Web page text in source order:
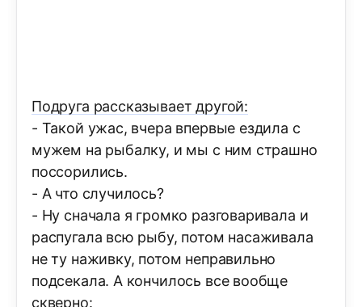
Подруга рассказывает другой:
- Такой ужас, вчера впервые ездила с
мужем на рыбалку, и мы с ним страшно
поссорились.
- А что случилось?
- Ну сначала я громко разговаривала и
распугала всю рыбу, потом насаживала
не ту наживку, потом неправильно
подсекала. А кончилось все вообще
скверно: